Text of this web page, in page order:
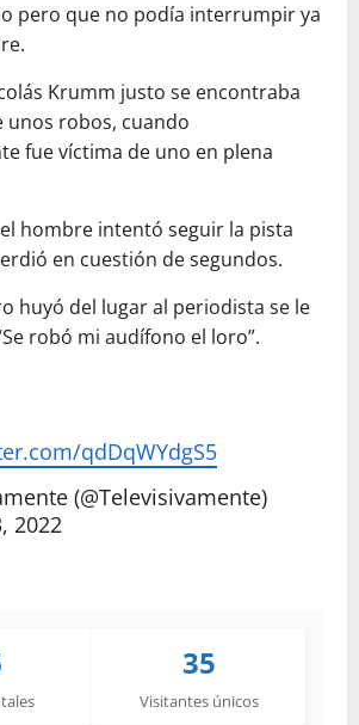
pero que no podía interrumpir ya
Krumm justo se encontraba
unos robos, cuando
fue víctima de uno en plena
hombre intentó seguir la pista
en cuestión de segundos.
huyó del lugar al periodista se le
robó mi audífono el loro”.
qdDqWYdgS5
(@Televisivamente)
2022
35
Visitantes únicos